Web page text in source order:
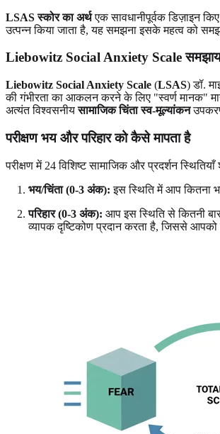
LSAS स्कोर का अर्थएक सावधानीपूर्वक डिज़ाइन
उत्पन्न किया जाता है, यह समझना इसके महत्व को
Liebowitz Social Anxiety Scale
Liebowitz Social Anxiety Scale (LSAS) डॉ.
की गंभीरता का आकलन करने के लिए "स्वर्ण मानक"
अत्यंत विश्वसनीयसामाजिक चिंता स्व-मूल्यांकन
परीक्षण भय और परिहार को कैसे मापता है
परीक्षण में 24 विशिष्ट सामाजिक और प्रदर्शन
भय/चिंता (0-3 अंक): इस स्थिति में आप कितना
परिहार (0-3 अंक): आप इस स्थिति से कितनी
व्यापक दृष्टिकोण प्रदान करता है, जिससे आपको